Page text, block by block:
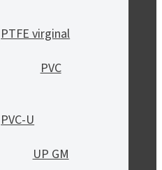
PTFE virginal
PVC
PVC-U
UP GM